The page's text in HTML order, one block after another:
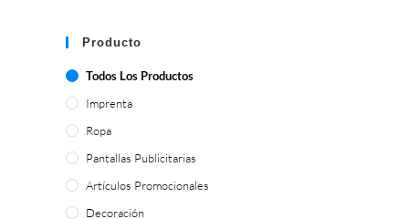
Producto
Todos Los Productos
Imprenta
Ropa
Pantallas Publicitarias
Artículos Promocionales
Decoración